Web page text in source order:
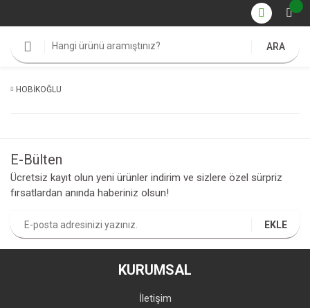
ARA
HOBİKOĞLU
E-Bülten
Ücretsiz kayıt olun yeni ürünler indirim ve sizlere özel sürpriz
fırsatlardan anında haberiniz olsun!
EKLE
KURUMSAL
İletişim